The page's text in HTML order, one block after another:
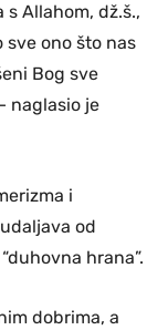
Allahom, dž.š.,
sve ono što nas
Bog sve
naglasio je
i
od
hrana”.
dobrima, a